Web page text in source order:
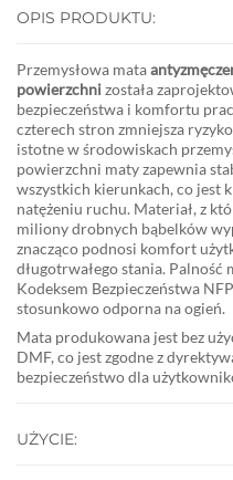
OPIS PRODUKTU:
Przemysłowa mata
powierzchnizostała
bezpieczeństwa i komfortu
czterech stron zmniejsza
istotne w środowiskach
powierzchni maty zapewnia
wszystkich kierunkach, co jest
natężeniu ruchu. Materiał, z
miliony drobnych bąbelków
znacząco podnosi komfort
długotrwałego stania. Palność
Kodeksem Bezpieczeństwa
stosunkowo odporna na ogień.
Mata produkowana jest bez
DMF, co jest zgodne z
bezpieczeństwo dla
UŻYCIE: